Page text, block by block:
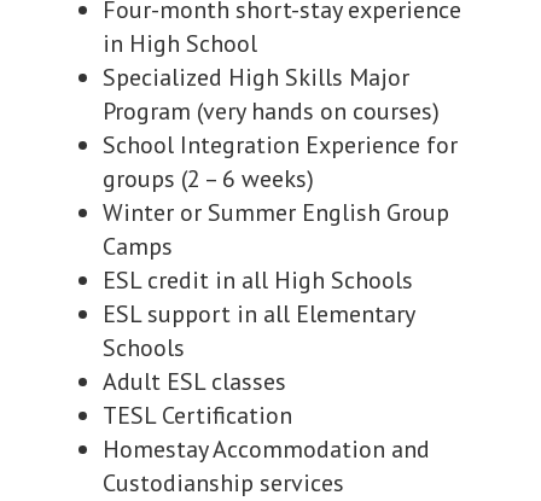
Four-month short-stay experience
in High School
Specialized High Skills Major
Program (very hands on courses)
School Integration Experience for
groups (2 – 6 weeks)
Winter or Summer English Group
Camps
ESL credit in all High Schools
ESL support in all Elementary
Schools
Adult ESL classes
TESL Certification
Homestay Accommodation and
Custodianship services